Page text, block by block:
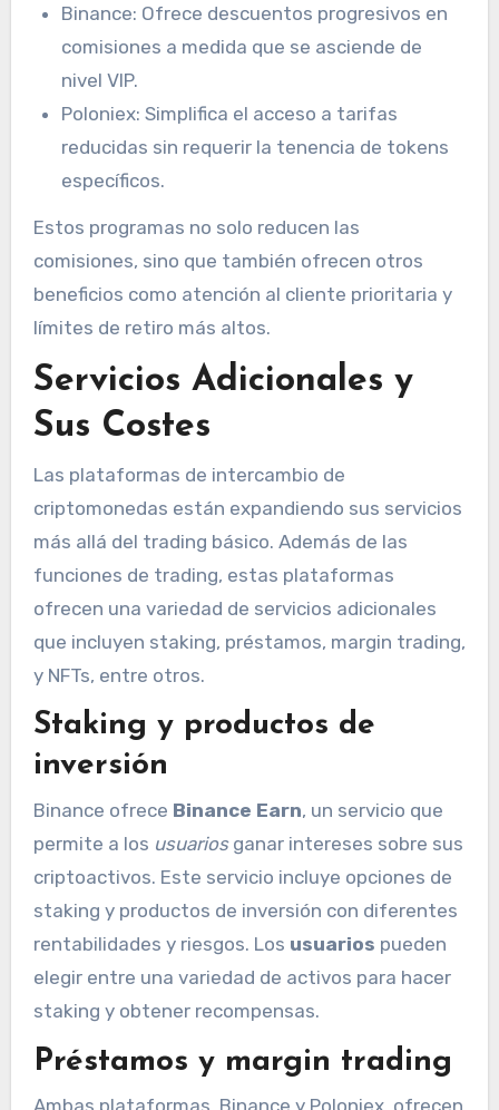
Binance: Ofrece descuentos progresivos en
comisiones a medida que se asciende de
nivel VIP.
Poloniex: Simplifica el acceso a tarifas
reducidas sin requerir la tenencia de tokens
específicos.
Estos programas no solo reducen las
comisiones, sino que también ofrecen otros
beneficios como atención al cliente prioritaria y
límites de retiro más altos.
Servicios Adicionales y
Sus Costes
Las plataformas de intercambio de
criptomonedas están expandiendo sus servicios
más allá del trading básico. Además de las
funciones de trading, estas plataformas
ofrecen una variedad de servicios adicionales
que incluyen staking, préstamos, margin trading,
y NFTs, entre otros.
Staking y productos de
inversión
Binance ofrece Binance Earn, un servicio que
permite a los usuariosganar intereses sobre sus
criptoactivos. Este servicio incluye opciones de
staking y productos de inversión con diferentes
rentabilidades y riesgos. Los usuarios pueden
elegir entre una variedad de activos para hacer
staking y obtener recompensas.
Préstamos y margin trading